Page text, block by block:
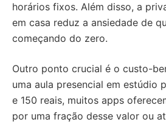
horários fixos. Além disso, a
em casa reduz a ansiedade de
começando do zero.
Outro ponto crucial é o custo-
uma aula presencial em estúdio
e 150 reais, muitos apps
por uma fração desse valor ou